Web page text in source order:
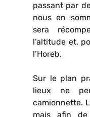
passant par
nous en
sera
l’altitude et,
l’Horeb.
Sur le plan
lieux ne
camionnette.
mais afin